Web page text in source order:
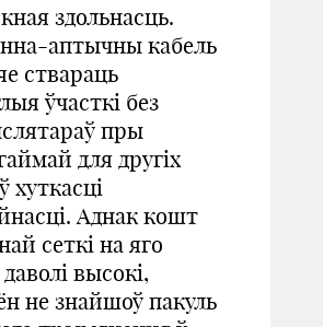
здольнасць.
аптычны кабель
ствараць
ўчасткі без
пры
для другіх
хуткасці
Аднак кошт
сеткі на яго
высокі,
не знайшоў пакуль